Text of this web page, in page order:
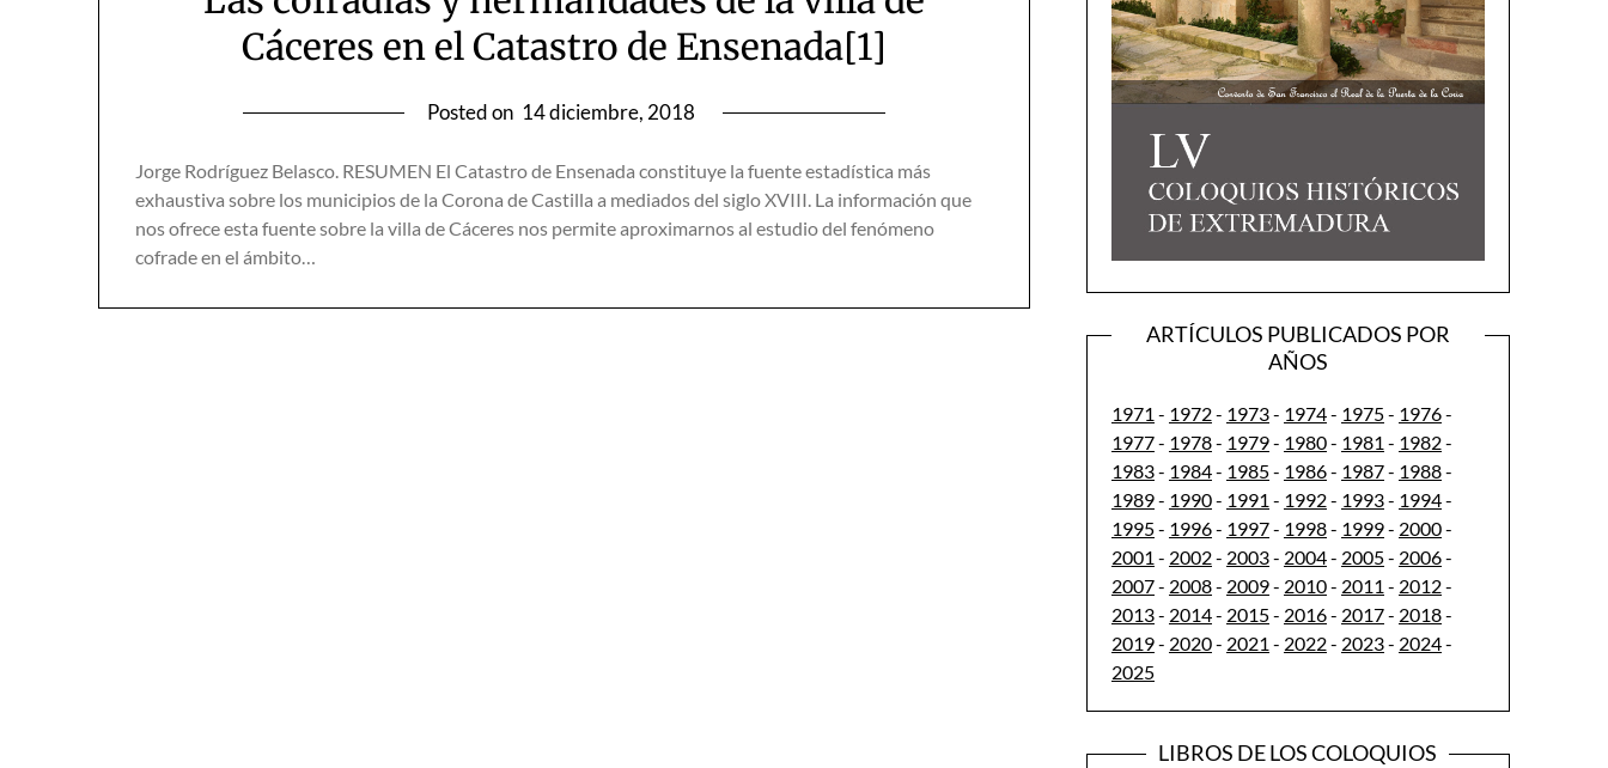
Cáceres en el Catastro de Ensenada[1]
Posted on 14 diciembre, 2018
Jorge Rodríguez Belasco. RESUMEN El Catastro de Ensenada constituye la fuente estadística más
exhaustiva sobre los municipios de la Corona de Castilla a mediados del siglo XVIII. La información que
nos ofrece esta fuente sobre la villa de Cáceres nos permite aproximarnos al estudio del fenómeno
cofrade en el ámbito…
ARTÍCULOS PUBLICADOS POR
AÑOS
1971 - 1972- 1973- 1974- 1975- 1976-
1977- 1978- 1979- 1980- 1981 - 1982-
1983- 1984- 1985- 1986- 1987- 1988-
1989- 1990- 1991 - 1992- 1993- 1994-
1995- 1996- 1997- 1998- 1999- 2000-
2001 - 2002- 2003- 2004- 2005- 2006-
2007- 2008- 2009- 2010- 2011 - 2012-
2013- 2014- 2015- 2016- 2017- 2018-
2019- 2020- 2021 - 2022- 2023- 2024-
2025
LIBROS DE LOS COLOQUIOS